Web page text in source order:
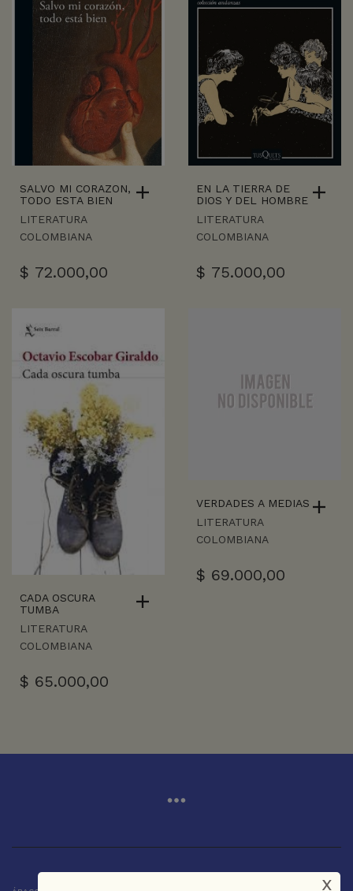
SALVO MI CORAZON,
TODO ESTA BIEN
LITERATURA
COLOMBIANA
$ 72.000,00
EN LA TIERRA DE
DIOS Y DEL HOMBRE
LITERATURA
COLOMBIANA
$ 75.000,00
CADA OSCURA
TUMBA
LITERATURA
COLOMBIANA
$ 65.000,00
VERDADES A MEDIAS
LITERATURA
COLOMBIANA
$ 69.000,00
x